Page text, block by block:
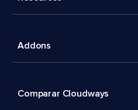
Addons
Comparar Cloudways